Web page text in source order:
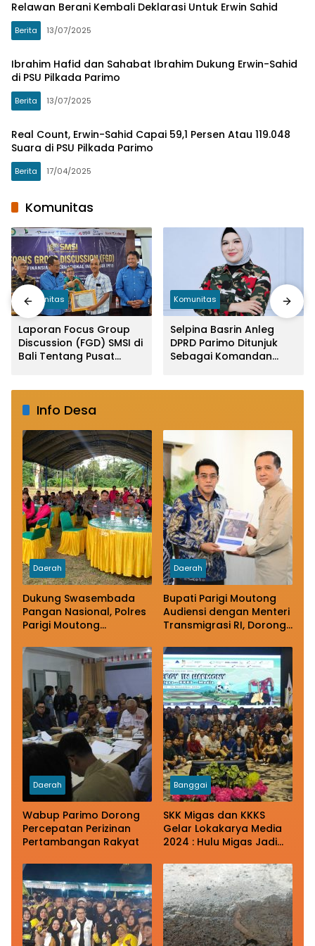
Relawan Berani Kembali Deklarasi Untuk Erwin Sahid
Berita 13/07/2025
Ibrahim Hafid dan Sahabat Ibrahim Dukung Erwin-Sahid
di PSU Pilkada Parimo
Berita 13/07/2025
Real Count, Erwin-Sahid Capai 59,1 Persen Atau 119.048
Suara di PSU Pilkada Parimo
Berita 17/04/2025
Komunitas
Komunitas
Laporan Focus Group
Discussion (FGD) SMSI di
Bali Tentang Pusat
Regulatory Arbitrage
Komunitas
Selpina Basrin Anleg
DPRD Parimo Ditunjuk
Sebagai Komandan
Info Desa
Daerah
Dukung Swasembada
Pangan Nasional, Polres
Parigi Moutong
Jagung Serentak
Daerah
Bupati Parigi Moutong
Audiensi dengan Menteri
Transmigrasi RI, Dorong
Transmigrasi Bahari
Tomini Raya
Daerah
Wabup Parimo Dorong
Percepatan Perizinan
Pertambangan Rakyat
Banggai
SKK Migas dan KKKS
Gelar Lokakarya Media
2024 : Hulu Migas Jadi